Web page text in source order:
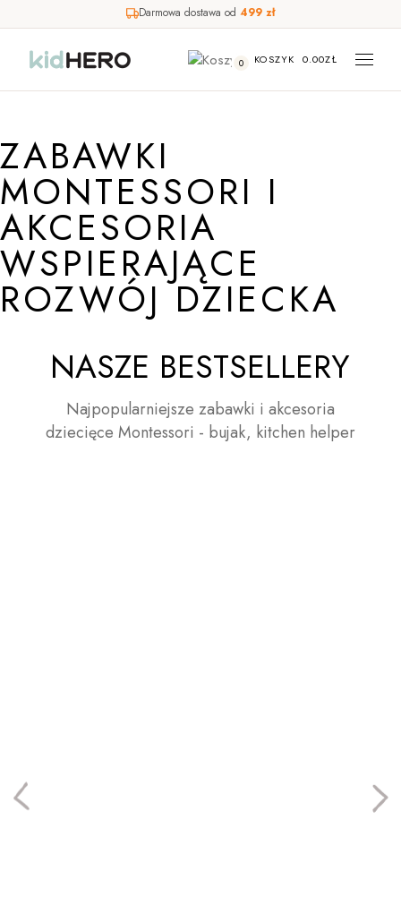
Darmowa dostawa od 499 zł
0 KOSZYK 0.00ZŁ
ZABAWKI
MONTESSORI I
AKCESORIA
WSPIERAJĄCE
ROZWÓJ DZIECKA
NASZE BESTSELLERY
Najpopularniejsze zabawki i akcesoria
dziecięce Montessori - bujak, kitchen helper